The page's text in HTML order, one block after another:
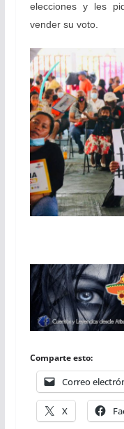
elecciones y les
vender su voto.
Comparte esto:
Correo
X